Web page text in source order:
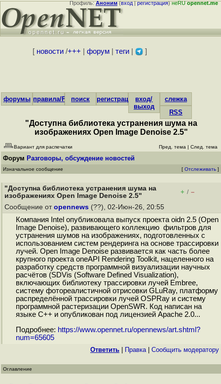
Профиль:Аноним(вход|регистрация)неRUopennet.me
[ новости/+++ форум| теги| ]
форумы правила/FAQпоиск регистрациявход/
выход
слежка
RSS
"Доступна библиотека устранения шума на
изображениях Open Image Denoise 2.5"
Вариант для распечатки Пред. тема | След. тема
Форум Разговоры, обсуждение новостей
Изначальное сообщение [ Отслеживать ]
"Доступна библиотека устранения шума на
изображениях Open Image Denoise 2.5"
+ / –
Сообщение от opennews (??), 02-Июн-26, 20:55
Компания Intel опубликовала выпуск проекта oidn 2.5 (Open
Image Denoise), развивающего коллекцию фильтров для
устранения шумов на изображениях, подготовленных с
использованием систем рендеринга на основе трассировки
лучей. Open Image Denoise развивается как часть более
крупного проекта oneAPI Rendering Toolkit, нацеленного на
разработку средств программной визуализации научных
расчётов (SDVis (Software Defined Visualization),
включающих библиотеку трассировки лучей Embree,
систему фотореалистичной отрисовки GLuRay, платформу
распределённой трассировки лучей OSPRay и систему
программной растеризации OpenSWR. Код написан на
языке С++ и опубликован под лицензией Apache 2.0...
Подробнее: https://www.opennet.ru/opennews/art.shtml?
num=65605
Ответить Правка| Cообщить модератору
Оглавление